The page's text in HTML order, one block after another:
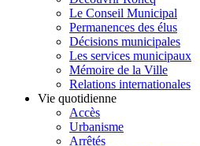
Le Conseil Municipal
Permanences des élus
Décisions municipales
Les services municipaux
Mémoire de la Ville
Relations internationales
Vie quotidienne
Accès
Urbanisme
Arrêtés